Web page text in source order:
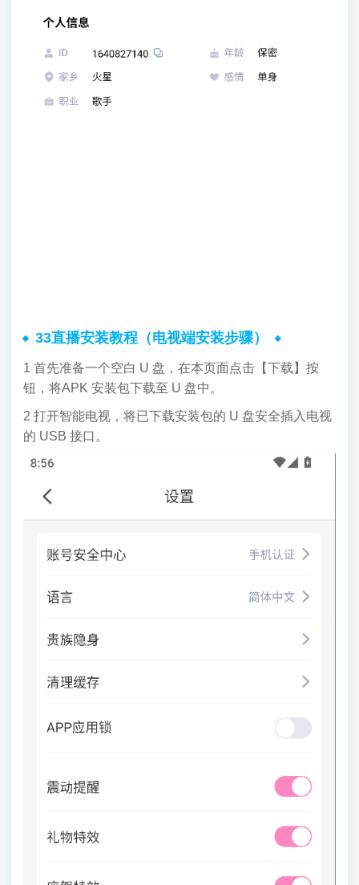
33直播安装教程（电视端安装步骤）
1 首先准备一个空白 U 盘，在本页面点击【下载】按
钮，将APK 安装包下载至 U 盘中。
2 打开智能电视，将已下载安装包的 U 盘安全插入电视
的 USB 接口。